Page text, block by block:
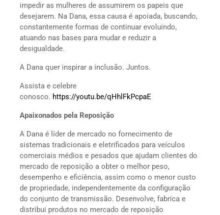
impedir as mulheres de assumirem os papeis que
desejarem. Na Dana, essa causa é apoiada, buscando,
constantemente formas de continuar evoluindo,
atuando nas bases para mudar e reduzir a
desigualdade.
A Dana quer inspirar a inclusão. Juntos.
Assista e celebre
conosco. https://youtu.be/qHhlFkPcpaE
Apaixonados pela Reposição
A Dana é líder de mercado no fornecimento de
sistemas tradicionais e eletrificados para veículos
comerciais médios e pesados que ajudam clientes do
mercado de reposição a obter o melhor peso,
desempenho e eficiência, assim como o menor custo
de propriedade, independentemente da configuração
do conjunto de transmissão. Desenvolve, fabrica e
distribui produtos no mercado de reposição